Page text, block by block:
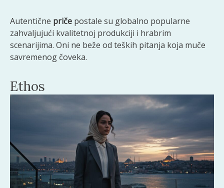
Autentične priče postale su globalno popularne
zahvaljujući kvalitetnoj produkciji i hrabrim
scenarijima. Oni ne beže od teških pitanja koja muče
savremenog čoveka.
Ethos